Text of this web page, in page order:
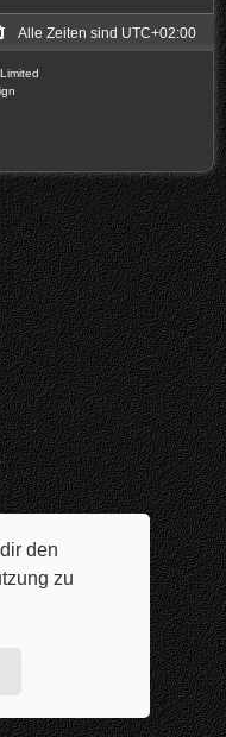
den
zu
Alle Zeiten sind UTC+02:00